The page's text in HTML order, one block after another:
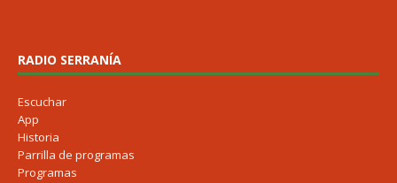
RADIO SERRANÍA
Escuchar
App
Historia
Parrilla de programas
Programas